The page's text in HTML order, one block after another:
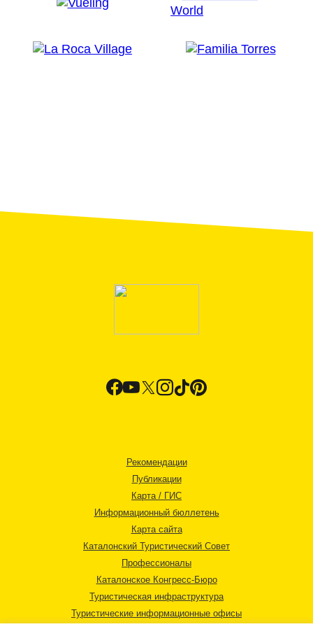
Рекомендации
Публикации
Карта / ГИС
Информационный бюллетень
Карта сайта
Каталонский Туристический Совет
Профессионалы
Каталонское Конгресс-Бюро
Туристическая инфраструктура
Туристические информационные офисы